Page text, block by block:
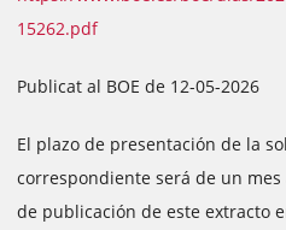
15262.pdf
Publicat al BOE de 12-05-2026
El plazo de presentación de la
correspondiente será de un
de publicación de este extracto